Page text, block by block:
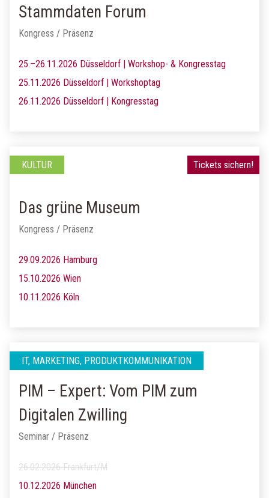
Stammdaten Forum
Kongress / Präsenz
25.–26.11.2026 Düsseldorf | Workshop- & Kongresstag
25.11.2026 Düsseldorf | Workshoptag
26.11.2026 Düsseldorf | Kongresstag
Tickets sichern!
KULTUR
Das grüne Museum
Kongress / Präsenz
29.09.2026 Hamburg
15.10.2026 Wien
10.11.2026 Köln
IT, MARKETING, PRODUKTKOMMUNIKATION
PIM – Expert: Vom PIM zum
Digitalen Zwilling
Seminar / Präsenz
26.02.2026 Frankfurt/M
10.12.2026 München